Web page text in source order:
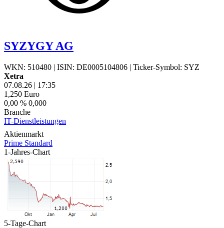
SYZYGY AG
WKN: 510480 | ISIN: DE0005104806 | Ticker-Symbol: SYZ
Xetra
07.08.26 | 17:35
1,250 Euro
0,00 % 0,000
Branche
IT-Dienstleistungen
Aktienmarkt
Prime Standard
1-Jahres-Chart
5-Tage-Chart